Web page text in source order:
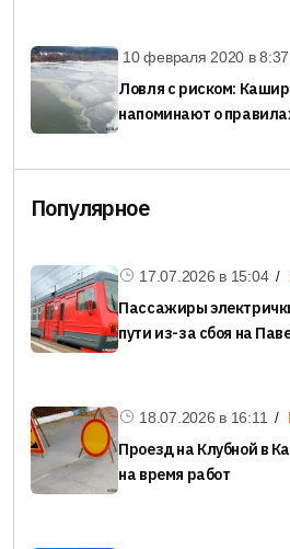
10 февраля 2020 в8:37
Ловля с риском:
напоминают о
Популярное
17.07.2026 в 15:04
Пассажиры
пути из-за сбоя на
18.07.2026 в 16:11
Проезд на Клубной в
на время работ